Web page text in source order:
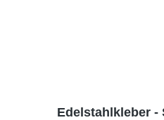
Edelstahlkleber -